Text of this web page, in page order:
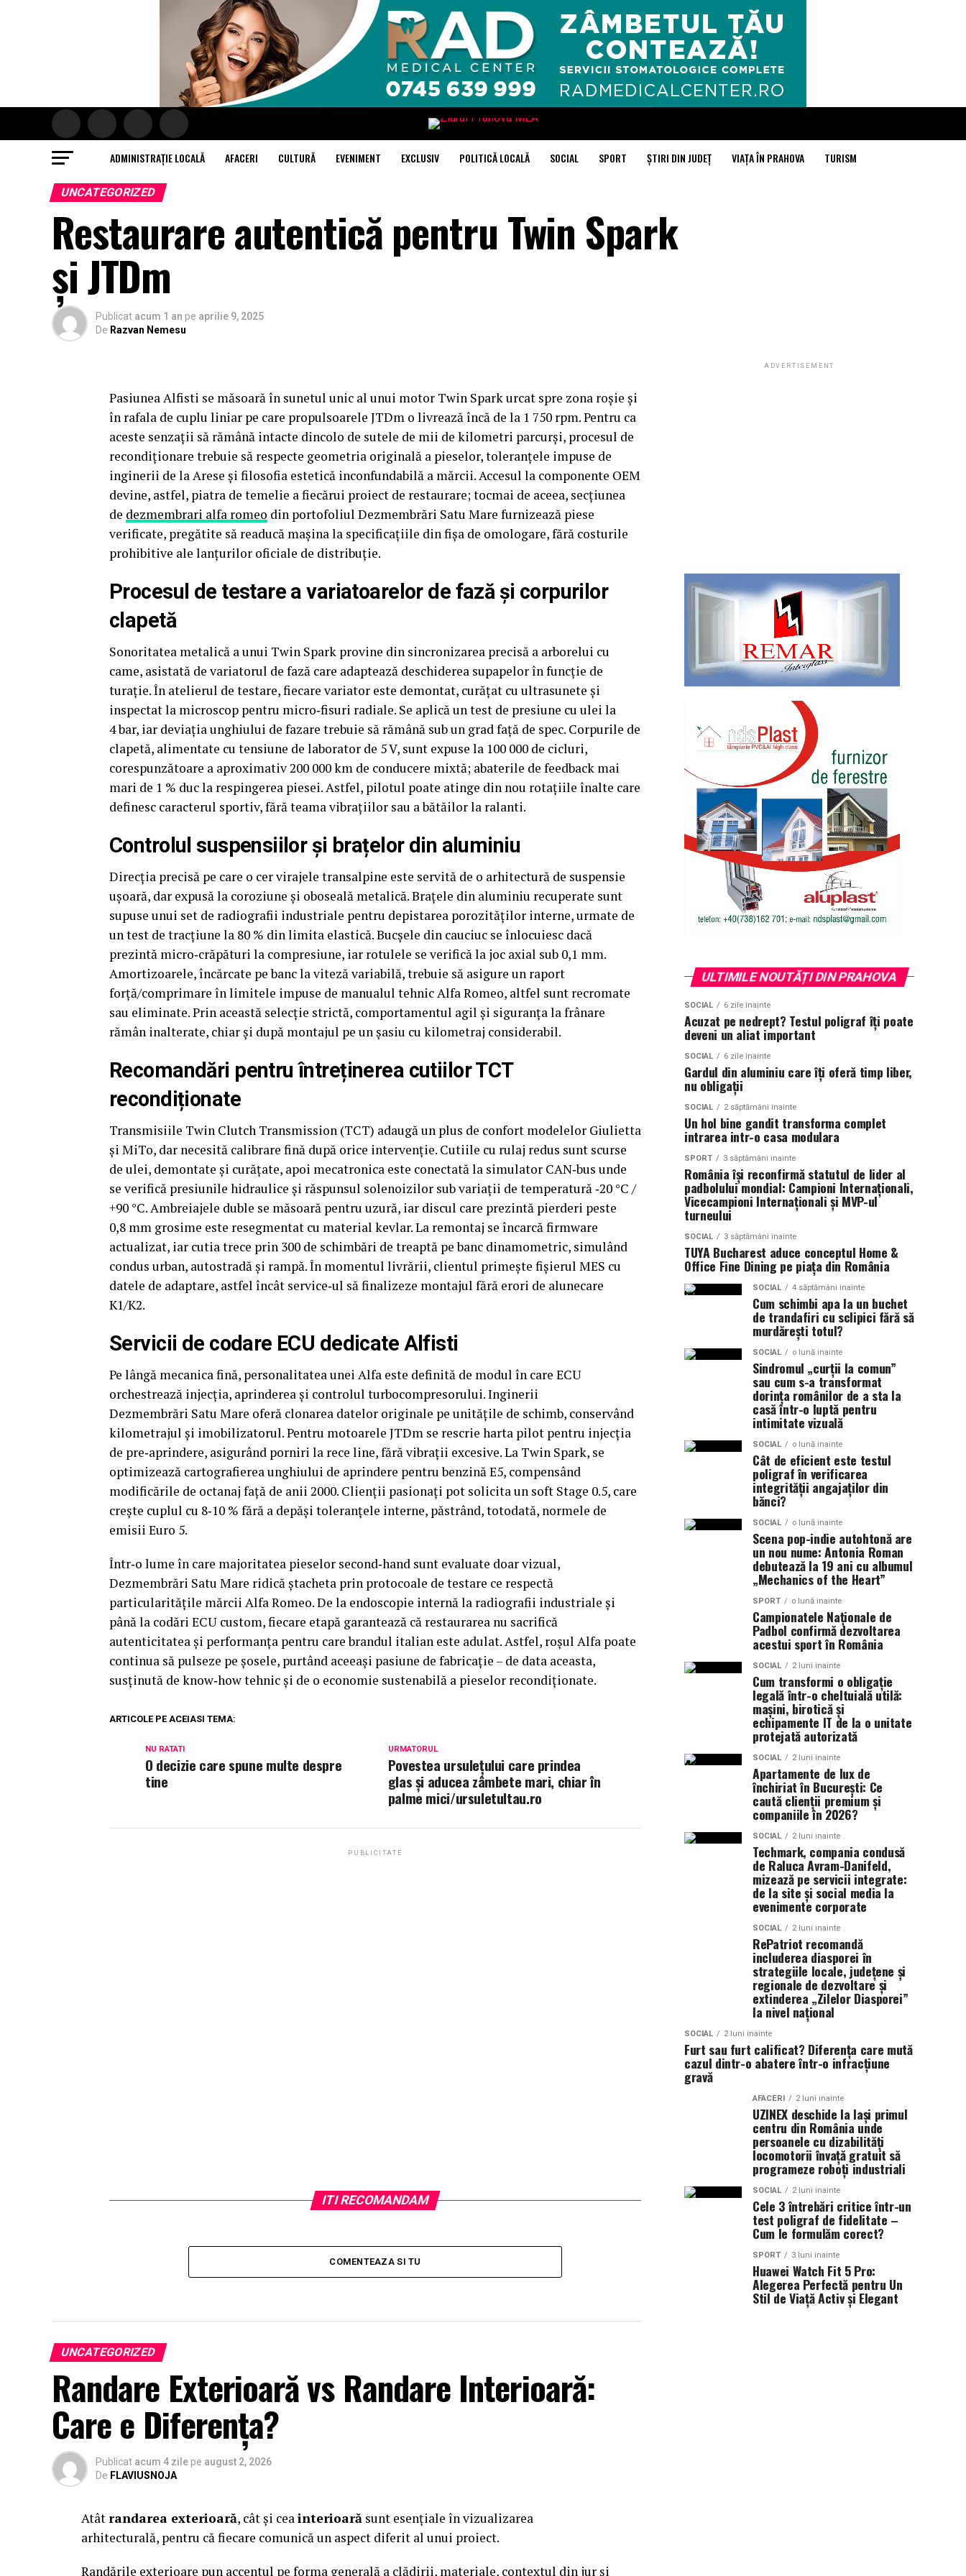
ADMINISTRAȚIE LOCALĂ AFACERI CULTURĂ EVENIMENT EXCLUSIV POLITICĂ LOCALĂ SOCIAL SPORT ȘTIRI DIN JUDEȚ VIAȚA ÎN PRAHOVA TURISM
UNCATEGORIZED
Restaurare autentică pentru Twin Spark
și JTDm
Publicat acum 1 an pe aprilie 9, 2025
De Razvan Nemesu
Pasiunea Alfisti se măsoară în sunetul unic al unui motor Twin Spark urcat spre zona roșie și
în rafala de cuplu liniar pe care propulsoarele JTDm o livrează încă de la 1 750 rpm. Pentru ca
aceste senzații să rămână intacte dincolo de sutele de mii de kilometri parcurși, procesul de
recondiționare trebuie să respecte geometria originală a pieselor, toleranțele impuse de
inginerii de la Arese și filosofia estetică inconfundabilă a mărcii. Accesul la componente OEM
devine, astfel, piatra de temelie a fiecărui proiect de restaurare; tocmai de aceea, secțiunea
de dezmembrari alfa romeo din portofoliul Dezmembrări Satu Mare furnizează piese
verificate, pregătite să readucă mașina la specificațiile din fișa de omologare, fără costurile
prohibitive ale lanțurilor oficiale de distribuție.
Procesul de testare a variatoarelor de fază și corpurilor
clapetă
Sonoritatea metalică a unui Twin Spark provine din sincronizarea precisă a arborelui cu
came, asistată de variatorul de fază care adaptează deschiderea supapelor în funcție de
turație. În atelierul de testare, fiecare variator este demontat, curățat cu ultrasunete și
inspectat la microscop pentru micro‑fisuri radiale. Se aplică un test de presiune cu ulei la
4 bar, iar deviația unghiului de fazare trebuie să rămână sub un grad față de spec. Corpurile de
clapetă, alimentate cu tensiune de laborator de 5 V, sunt expuse la 100 000 de cicluri,
corespunzătoare a aproximativ 200 000 km de conducere mixtă; abaterile de feedback mai
mari de 1 % duc la respingerea piesei. Astfel, pilotul poate atinge din nou rotațiile înalte care
definesc caracterul sportiv, fără teama vibrațiilor sau a bătăilor la ralanti.
Controlul suspensiilor și brațelor din aluminiu
Direcția precisă pe care o cer virajele transalpine este servită de o arhitectură de suspensie
ușoară, dar expusă la coroziune și oboseală metalică. Brațele din aluminiu recuperate sunt
supuse unui set de radiografii industriale pentru depistarea porozităților interne, urmate de
un test de tracțiune la 80 % din limita elastică. Bucșele din cauciuc se înlocuiesc dacă
prezintă micro‑crăpături la compresiune, iar rotulele se verifică la joc axial sub 0,1 mm.
Amortizoarele, încărcate pe banc la viteză variabilă, trebuie să asigure un raport
forță/comprimare în limitele impuse de manualul tehnic Alfa Romeo, altfel sunt recromate
sau eliminate. Prin această selecție strictă, comportamentul agil și siguranța la frânare
rămân inalterate, chiar și după montajul pe un șasiu cu kilometraj considerabil.
Recomandări pentru întreținerea cutiilor TCT
recondiționate
Transmisiile Twin Clutch Transmission (TCT) adaugă un plus de confort modelelor Giulietta
și MiTo, dar necesită calibrare fină după orice intervenție. Cutiile cu rulaj redus sunt scurse
de ulei, demontate și curățate, apoi mecatronica este conectată la simulator CAN‑bus unde
se verifică presiunile hidraulice și răspunsul solenoizilor sub variații de temperatură ‑20 °C /
+90 °C. Ambreiajele duble se măsoară pentru uzură, iar discul care prezintă pierderi peste
0,8 mm grosime este resegmentat cu material kevlar. La remontaj se încarcă firmware
actualizat, iar cutia trece prin 300 de schimbări de treaptă pe banc dinamometric, simulând
condus urban, autostradă și rampă. În momentul livrării, clientul primește fișierul MES cu
datele de adaptare, astfel încât service‑ul să finalizeze montajul fără erori de alunecare
K1/K2.
Servicii de codare ECU dedicate Alfisti
Pe lângă mecanica fină, personalitatea unei Alfa este definită de modul în care ECU
orchestrează injecția, aprinderea și controlul turbocompresorului. Inginerii
Dezmembrări Satu Mare oferă clonarea datelor originale pe unitățile de schimb, conservând
kilometrajul și imobilizatorul. Pentru motoarele JTDm se rescrie harta pilot pentru injecția
de pre‑aprindere, asigurând porniri la rece line, fără vibrații excesive. La Twin Spark, se
optimizează cartografierea unghiului de aprindere pentru benzină E5, compensând
modificările de octanaj față de anii 2000. Clienții pasionați pot solicita un soft Stage 0.5, care
crește cuplul cu 8‑10 % fără a depăși toleranțele interne, păstrând, totodată, normele de
emisii Euro 5.
Într‑o lume în care majoritatea pieselor second‑hand sunt evaluate doar vizual,
Dezmembrări Satu Mare ridică ștacheta prin protocoale de testare ce respectă
particularitățile mărcii Alfa Romeo. De la endoscopie internă la radiografii industriale și
până la codări ECU custom, fiecare etapă garantează că restaurarea nu sacrifică
autenticitatea și performanța pentru care brandul italian este adulat. Astfel, roșul Alfa poate
continua să pulseze pe șosele, purtând aceeași pasiune de fabricație – de data aceasta,
susținută de know‑how tehnic și de o economie sustenabilă a pieselor recondiționate.
ARTICOLE PE ACEIASI TEMA:
URMATORUL
Povestea ursuleţului care prindea
glas şi aducea zâmbete mari, chiar în
palme mici/ursuletultau.ro
NU RATATI
O decizie care spune multe despre
tine
PUBLICITATE
ITI RECOMANDAM
COMENTEAZA SI TU
UNCATEGORIZED
Randare Exterioară vs Randare Interioară:
Care e Diferența?
Publicat acum 4 zile pe august 2, 2026
De FLAVIUSNOJA
Atâtrandarea exterioară, cât și ceainterioară sunt esențiale în vizualizarea
arhitecturală, pentru că fiecare comunică un aspect diferit al unui proiect.
Randările exterioare pun accentul pe forma generală a clădirii, materiale, contextul din jur și
ADVERTISEMENT
ULTIMILE NOUTĂȚI DIN PRAHOVA
SOCIAL 6 zile inainte
Acuzat pe nedrept? Testul poligraf îţi poate
deveni un aliat important
SOCIAL 6 zile inainte
Gardul din aluminiu care îți oferă timp liber,
nu obligații
SOCIAL 2 săptămâni inainte
Un hol bine gandit transforma complet
intrarea intr-o casa modulara
SPORT 3 săptămâni inainte
România își reconfirmă statutul de lider al
padbolului mondial: Campioni Internaționali,
Vicecampioni Internaționali și MVP-ul
turneului
SOCIAL 3 săptămâni inainte
TUYA Bucharest aduce conceptul Home &
Office Fine Dining pe piața din România
SOCIAL 4 săptămâni inainte
Cum schimbi apa la un buchet
de trandafiri cu sclipici fără să
murdărești totul?
SOCIAL o lună inainte
Sindromul „curții la comun”
sau cum s-a transformat
dorința românilor de a sta la
casă într-o luptă pentru
intimitate vizuală
SOCIAL o lună inainte
Cât de eficient este testul
poligraf în verificarea
integrității angajaților din
bănci?
SOCIAL o lună inainte
Scena pop-indie autohtonă are
un nou nume: Antonia Roman
debutează la 19 ani cu albumul
„Mechanics of the Heart”
SPORT o lună inainte
Campionatele Naționale de
Padbol confirmă dezvoltarea
acestui sport în România
SOCIAL 2 luni inainte
Cum transformi o obligație
legală într-o cheltuială utilă:
mașini, birotică și
echipamente IT de la o unitate
protejată autorizată
SOCIAL 2 luni inainte
Apartamente de lux de
închiriat în București: Ce
caută clienții premium și
companiile în 2026?
SOCIAL 2 luni inainte
Techmark, compania condusă
de Raluca Avram-Danifeld,
mizează pe servicii integrate:
de la site și social media la
evenimente corporate
SOCIAL 2 luni inainte
RePatriot recomandă
includerea diasporei în
strategiile locale, județene și
regionale de dezvoltare și
extinderea „Zilelor Diasporei”
la nivel național
SOCIAL 2 luni inainte
Furt sau furt calificat? Diferența care mută
cazul dintr-o abatere într-o infracțiune
gravă
AFACERI 2 luni inainte
UZINEX deschide la Iași primul
centru din România unde
persoanele cu dizabilități
locomotorii învață gratuit să
programeze roboți industriali
SOCIAL 2 luni inainte
Cele 3 întrebări critice într-un
test poligraf de fidelitate –
Cum le formulăm corect?
SPORT 3 luni inainte
Huawei Watch Fit 5 Pro:
Alegerea Perfectă pentru Un
Stil de Viață Activ și Elegant